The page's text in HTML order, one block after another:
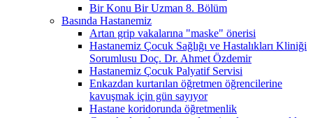
Bir Konu Bir Uzman 8. Bölüm
Basında Hastanemiz
Artan grip vakalarına "maske" önerisi
Hastanemiz Çocuk Sağlığı ve Hastalıkları Kliniği
Sorumlusu Doç. Dr. Ahmet Özdemir
Hastanemiz Çocuk Palyatif Servisi
Enkazdan kurtarılan öğretmen öğrencilerine
kavuşmak için gün sayıyor
Hastane koridorunda öğretmenlik